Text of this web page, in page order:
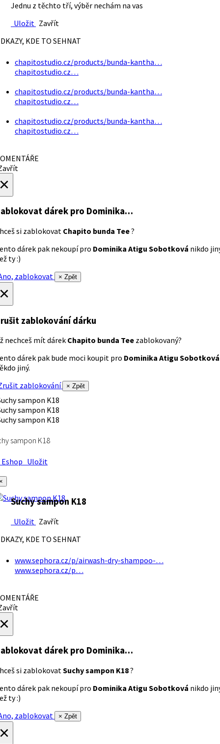
Jednu z těchto tří, výběr nechám na vas
Uložit Zavřít
KDE TO SEHNAT
chapitostudio.cz/products/bunda-kantha…
chapitostudio.cz…
chapitostudio.cz/products/bunda-kantha…
chapitostudio.cz…
chapitostudio.cz/products/bunda-kantha…
chapitostudio.cz…
dárek pro Dominika…
si zablokovat Chapito bunda Tee?
dárek pak nekoupí pro Dominika Atigu Sobotková nikdo
ty :)
zablokovat
× Zpět
zablokování dárku
nechceš mít dárek Chapito bunda Tee zablokovaný?
dárek pak bude moci koupit pro Dominika Atigu Sobotková
jiný.
zablokování
× Zpět
sampon K18
Uložit
Suchy sampon K18
Uložit Zavřít
KDE TO SEHNAT
www.sephora.cz/p/airwash-dry-shampoo-…
www.sephora.cz/p…
dárek pro Dominika…
si zablokovatSuchy sampon K18?
dárek pak nekoupí pro Dominika Atigu Sobotková nikdo
ty :)
zablokovat
× Zpět